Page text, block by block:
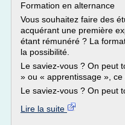
Formation en alternance
Vous souhaitez faire des
acquérant une première
étant rémunéré ? La
la possibilité.
Le saviez-vous ? On peut
» ou « apprentissage », ce
Le saviez-vous ? On peut
Lire la suite